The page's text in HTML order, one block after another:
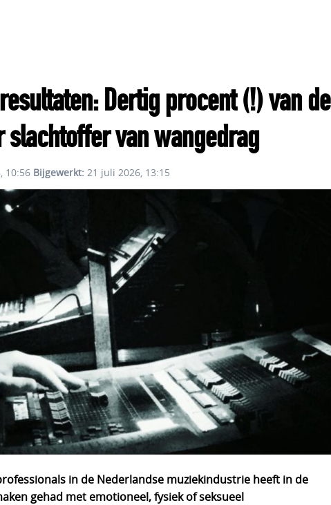
Dertig procent (!) van de
slachtoffer van wangedrag
10:56 Bijgewerkt: 21 juli 2026, 13:15
in de Nederlandse muziekindustrie heeft in de
gehad met emotioneel, fysiek of seksueel